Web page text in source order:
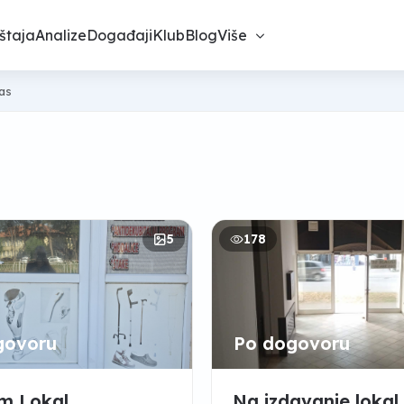
AnalizeDogađajiKlubBlogViše
5 178
Po dogovoru